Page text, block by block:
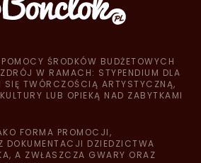
ŚRODKÓW BUDŻETOWYCH
W RAMACH: STYPENDIUM DLA
TWÓRCZOŚCIĄ ARTYSTYCZNĄ,
LUB OPIEKĄ NAD ZABYTKAMI
FORMA PROMOCJI,
DOKUMENTACJI DZIEDZICTWA
A ZWŁASZCZA GWARY ORAZ